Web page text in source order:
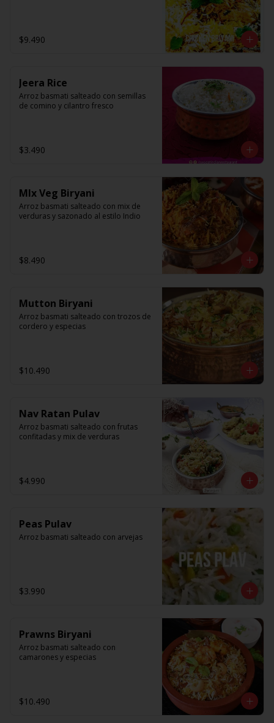
$9.490
Jeera Rice
Arroz basmati salteado con semillas
de comino y cilantro fresco
$3.490
MIx Veg Biryani
Arroz basmati salteado con mix de
verduras y sazonado al estilo Indio
$8.490
Mutton Biryani
Arroz basmati salteado con trozos de
cordero y especias
$10.490
Nav Ratan Pulav
Arroz basmati salteado con frutas
confitadas y mix de verduras
$4.990
Peas Pulav
Arroz basmati salteado con arvejas
$3.990
Prawns Biryani
Arroz basmati salteado con
camarones y especias
$10.490